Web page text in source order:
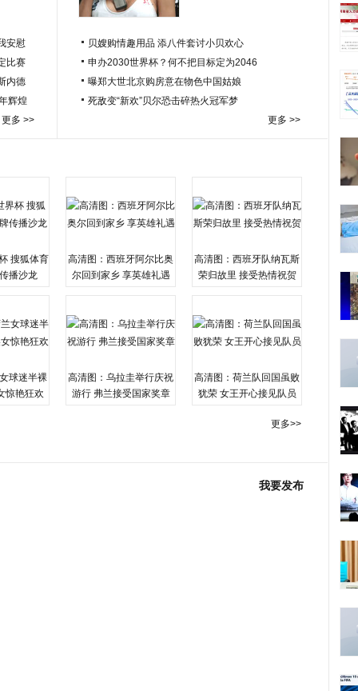
安慰
比赛
内德
辉煌
更多 >>
贝嫂购情趣用品 添八件套讨小贝欢心
申办2030世界杯？何不把目标定为2046
曝郑大世北京购房意在物色中国姑娘
死敌变“新欢”贝尔恐击碎热火冠军梦
更多 >>
搜狐体育
播沙龙
高清图：西班牙阿尔比奥
尔回到家乡 享英雄礼遇
高清图：西班牙队纳瓦斯
荣归故里 接受热情祝贺
球迷半裸
惊艳狂欢
高清图：乌拉圭举行庆祝
游行 弗兰接受国家奖章
高清图：荷兰队回国虽败
犹荣 女王开心接见队员
更多>>
我要发布